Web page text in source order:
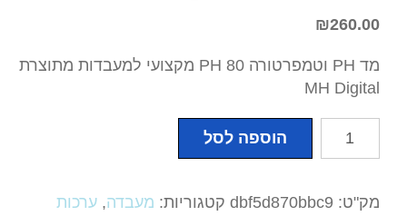
₪260.00
מד PH וטמפרטורה 80 PH מקצועי למעבדות מתוצרת
MH Digital
כמות
PH
הוספה לסל
מק"ט: dbf5d870bbc9 קטגוריות: מעבדה, ערכות